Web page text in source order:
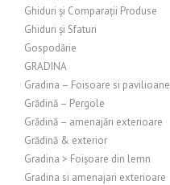
Ghiduri și Comparații Produse
Ghiduri și Sfaturi
Gospodărie
GRADINA
Gradina – Foisoare si pavilioane
Grădină – Pergole
Grădină – amenajări exterioare
Grădină & exterior
Gradina > Foișoare din lemn
Gradina si amenajari exterioare